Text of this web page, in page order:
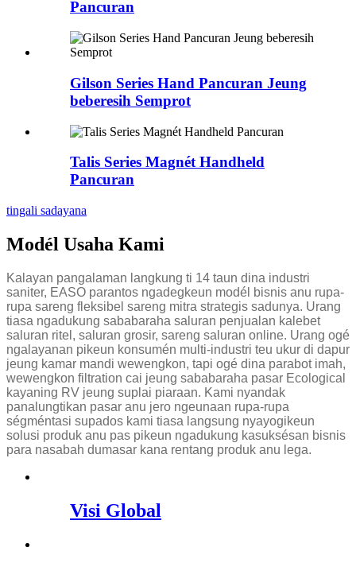
Pancuran
Gilson Series Hand Pancuran Jeung
beberesih Semprot
Talis Series Magnét Handheld
Pancuran
tingali sadayana
Modél Usaha Kami
Kalayan pangalaman langkung ti 14 taun dina industri
saniter, EASO parantos ngadegkeun modél bisnis anu rupa-
rupa sareng fleksibel sareng mitra strategis sadunya. Urang
tiasa ngadukung sababaraha saluran penjualan kalebet
saluran ritel, saluran grosir, sareng saluran online. Urang ogé
ngalayanan pikeun konsumén multi-industri teu ukur di dapur
jeung kamar mandi wewengkon, tapi ogé dina parabot imah,
wewengkon filtration cai jeung sababaraha pasar Ecological
kayaning RV jeung suplai piaraan. Kami nyandak
panalungtikan pasar anu jero ngeunaan rupa-rupa
ségméntasi supados kami tiasa langsung nyayogikeun
solusi produk anu pas pikeun ngadukung kasuksésan bisnis
para nasabah dumasar kana rentang produk anu lega.
Visi Global